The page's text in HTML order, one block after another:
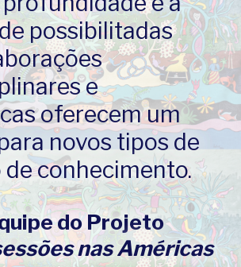
possibilitadas
e
oferecem um
novos tipos de
conhecimento.
do Projeto
nas Américas